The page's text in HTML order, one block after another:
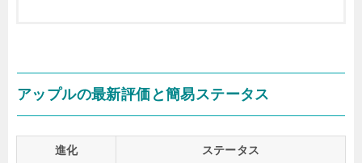
アップルの最新評価と簡易ステータス
進化 ステータス